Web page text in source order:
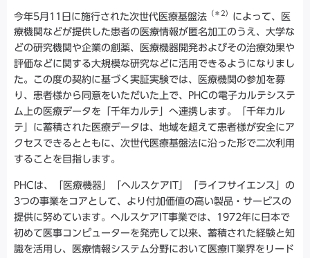
今年5月11日に施行された次世代医療基盤法 （＊2） によって、医
療機関などが提供した患者の医療情報が匿名加工のうえ、大学な
どの研究機関や企業の創薬、医療機器開発およびその治療効果や
評価などに関する大規模な研究などに活用できるようになりまし
た。この度の契約に基づく実証実験では、医療機関の参加を募
り、患者様から同意をいただいた上で、PHCの電子カルテシステ
ム上の医療データを「千年カルテ」へ連携します。「千年カル
テ」に蓄積された医療データは、地域を超えて患者様が安全にア
クセスできるとともに、次世代医療基盤法に沿った形で二次利用
することを目指します。
PHCは、「医療機器」「ヘルスケアIT」「ライフサイエンス」の
3つの事業をコアとして、より付加価値の高い製品・サービスの
提供に努めています。ヘルスケアIT事業では、1972年に日本で
初めて医事コンピューターを発売して以来、蓄積された経験と知
識を活用し、医療情報システム分野において医療IT業界をリード